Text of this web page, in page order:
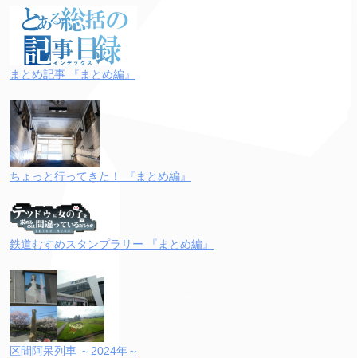
まとめ記事 『まとめ編』
ちょっと行ってきた！ 『まとめ編』
鉄道むすめスタンプラリー 『まとめ編』
区間阿呆列車 ～2024年～